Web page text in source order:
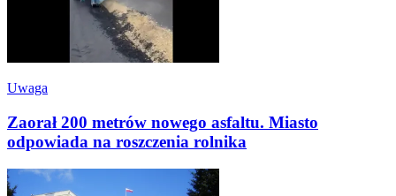
Uwaga
Zaorał 200 metrów nowego asfaltu. Miasto
odpowiada na roszczenia rolnika